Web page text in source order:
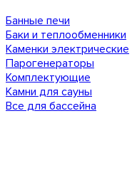
Банные печи
Баки и теплообменники
Каменки электрические
Парогенераторы
Комплектующие
Камни для сауны
Все для бассейна